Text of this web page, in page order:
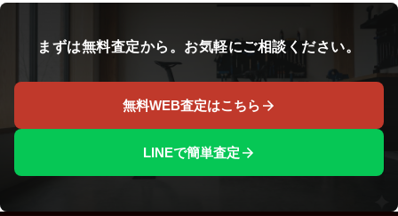
まずは無料査定から。お気軽にご相談ください。
無料WEB査定はこちら
LINEで簡単査定